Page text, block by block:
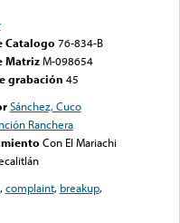
Catalogo 76-834-B
Matriz M-098654
grabación 45
Sánchez, Cuco
Ranchera
Con El Mariachi
,complaint, breakup,